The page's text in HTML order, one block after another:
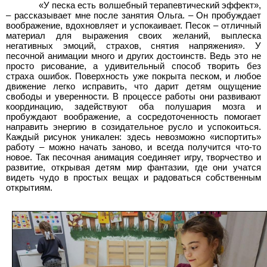
«У песка есть волшебный терапевтический эффект»,
– рассказывает мне после занятия Ольга. – Он пробуждает
воображение, вдохновляет и успокаивает. Песок – отличный
материал для выражения своих желаний, выплеска
негативных эмоций, страхов, снятия напряжения». У
песочной анимации много и других достоинств. Ведь это не
просто рисование, а удивительный способ творить без
страха ошибок. Поверхность уже покрыта песком, и любое
движение легко исправить, что дарит детям ощущение
свободы и уверенности. В процессе работы они развивают
координацию, задействуют оба полушария мозга и
пробуждают воображение, а сосредоточенность помогает
направить энергию в созидательное русло и успокоиться.
Каждый рисунок уникален: здесь невозможно «испортить»
работу – можно начать заново, и всегда получится что-то
новое. Так песочная анимация соединяет игру, творчество и
развитие, открывая детям мир фантазии, где они учатся
видеть чудо в простых вещах и радоваться собственным
открытиям.